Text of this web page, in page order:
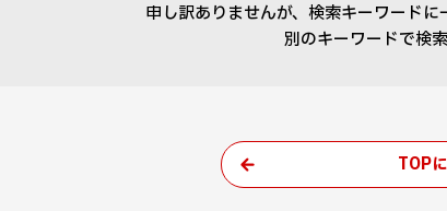
申し訳ありませんが、検索キーワードに
別のキーワードで検
TOP